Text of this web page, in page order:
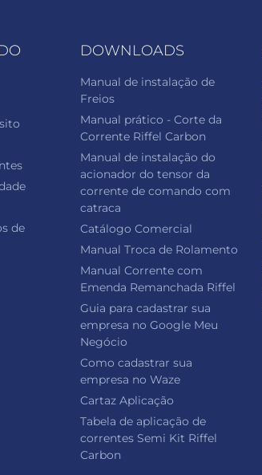
de
DOWNLOADS
Manual de instalação de
Freios
Manual prático - Corte da
Corrente Riffel Carbon
Manual de instalação do
acionador do tensor da
corrente de comando com
catraca
Catálogo Comercial
Manual Troca de Rolamento
Manual Corrente com
Emenda Remanchada Riffel
Guia para cadastrar sua
empresa no Google Meu
Negócio
Como cadastrar sua
empresa no Waze
Cartaz Aplicação
Tabela de aplicação de
correntes Semi Kit Riffel
Carbon